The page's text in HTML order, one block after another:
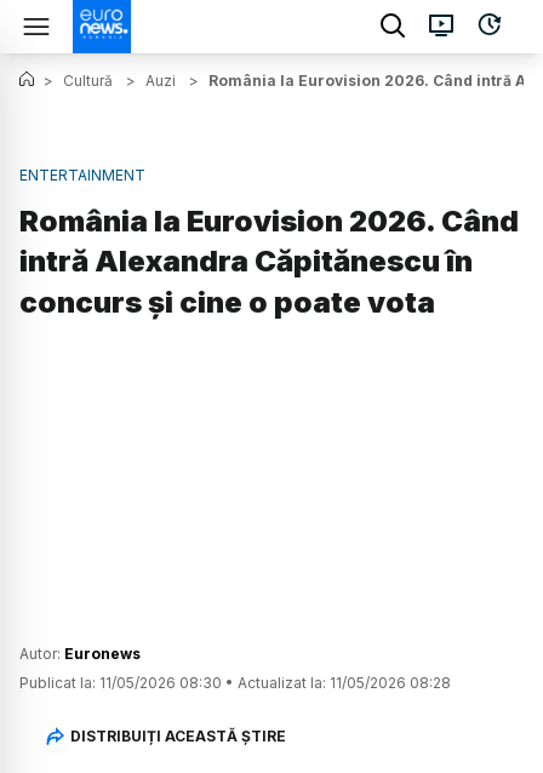
> Cultură > Auzi > România la Eurovision 2026. Când intră
ENTERTAINMENT
România la Eurovision 2026. Când
intră Alexandra Căpitănescu în
concurs și cine o poate vota
Autor: Euronews
Publicat la: 11/05/2026 08:30 • Actualizat la: 11/05/2026 08:28
DISTRIBUIȚI ACEASTĂ ȘTIRE